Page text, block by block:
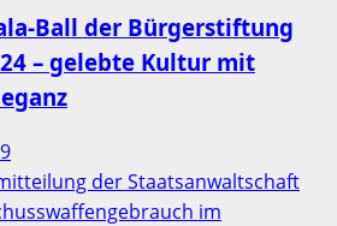
Ball der Bürgerstiftung
– gelebte Kultur mit
der Staatsanwaltschaft
im